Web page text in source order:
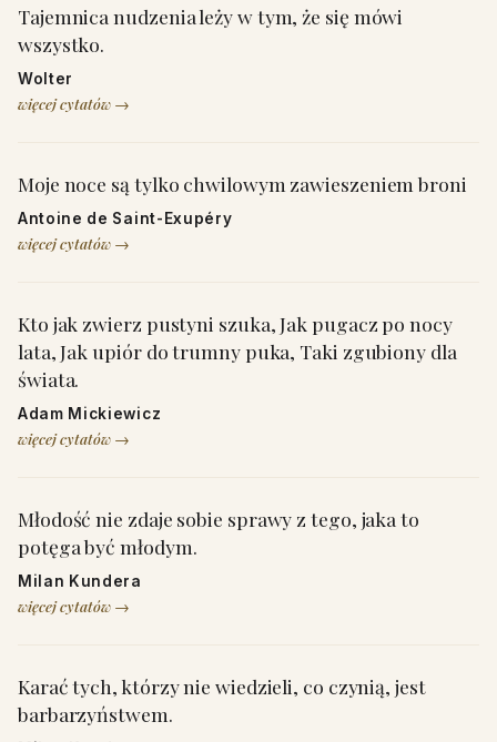
Tajemnica nudzenia leży w tym, że się mówi
wszystko.
Wolter
więcej cytatów →
Moje noce są tylko chwilowym zawieszeniem broni
Antoine de Saint-Exupéry
więcej cytatów →
Kto jak zwierz pustyni szuka, Jak pugacz po nocy
lata, Jak upiór do trumny puka, Taki zgubiony dla
świata.
Adam Mickiewicz
więcej cytatów →
Młodość nie zdaje sobie sprawy z tego, jaka to
potęga być młodym.
Milan Kundera
więcej cytatów →
Karać tych, którzy nie wiedzieli, co czynią, jest
barbarzyństwem.